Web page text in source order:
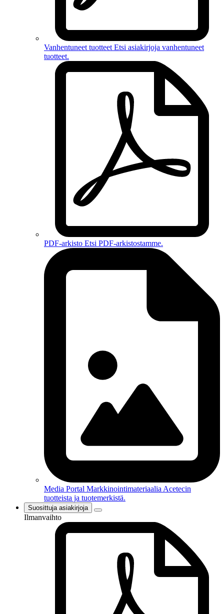
Vanhentuneet tuotteet Etsi asiakirjoja vanhentuneet
tuotteet.
PDF-arkisto Etsi PDF-arkistostamme.
Media Portal Markkinointimateriaalia Acetecin
tuotteista ja tuotemerkistä.
Suosittuja asiakirjoja
Ilmanvaihto